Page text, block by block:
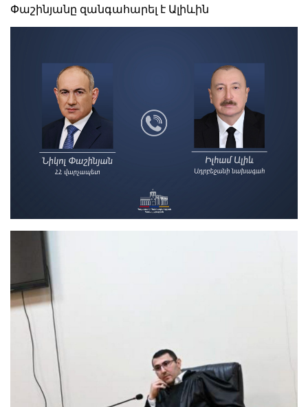
Փաշինյանը զանգահարել է Ալիևին